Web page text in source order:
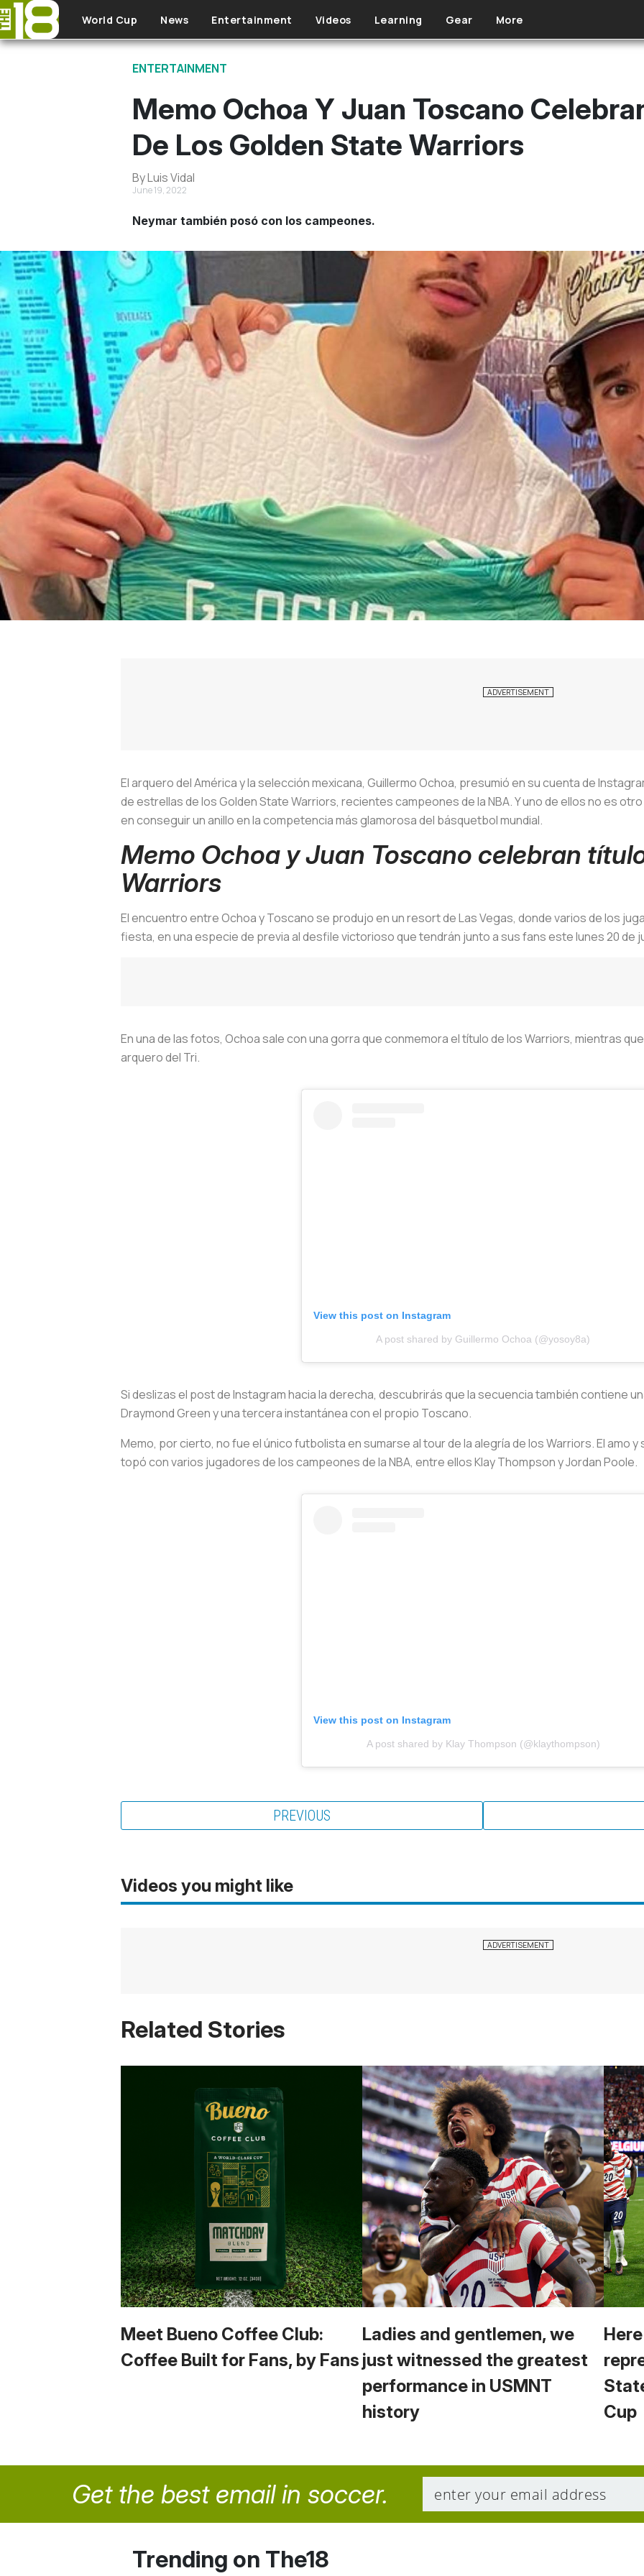
Skip to main content
World Cup News Entertainment Videos Learning Gear More
ENTERTAINMENT
Memo Ochoa Y Juan Toscano
De Los Golden State Warriors
By Luis Vidal
June 19, 2022
Neymar también posó con los campeones.
El arquero del América y la selección mexicana, Guillermo Ochoa, presumió en su cuenta de
de estrellas de los Golden State Warriors, recientes campeones de la NBA. Y uno de ellos no es
en conseguir un anillo en la competencia más glamorosa del básquetbol mundial.
Memo Ochoa y Juan Toscano celebran
Warriors
El encuentro entre Ochoa y Toscano se produjo en un resort de Las Vegas, donde varios de los
fiesta, en una especie de previa al desfile victorioso que tendrán junto a sus fans este lunes 20 de
En una de las fotos, Ochoa sale con una gorra que conmemora el título de los Warriors, mientras
arquero del Tri.
View this post on Instagram
A post shared by Guillermo Ochoa (@yosoy8a)
Si deslizas el post de Instagram hacia la derecha, descubrirás que la secuencia también contiene
Draymond Green y una tercera instantánea con el propio Toscano.
Memo, por cierto, no fue el único futbolista en sumarse al tour de la alegría de los Warriors. El amo
topó con varios jugadores de los campeones de la NBA, entre ellos Klay Thompson y Jordan Poole.
View this post on Instagram
A post shared by Klay Thompson (@klaythompson)
PREVIOUS
Videos you might like
Related Stories
Meet Bueno Coffee Club:
Coffee Built for Fans, by Fans
Ladies and gentlemen, we
just witnessed the greatest
performance in USMNT
history
Cup
Get the best email in soccer.
Trending on The18